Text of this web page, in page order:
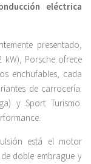
eléctrica
presentado,
kW), Porsche ofrece
enchufables, cada
de carrocería:
y Sport Turismo.
está el motor
doble embrague y